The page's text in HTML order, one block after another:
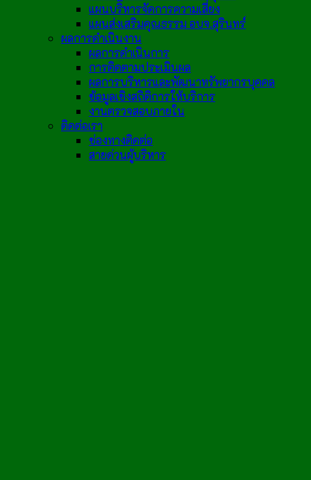
แผนบริหารจัดการความเสี่ยง
แผนส่งเสริมคุณธรรม อบจ.สุรินทร์
ผลการดำเนินงาน
ผลการดำเนินการ
การติดตามประเมินผล
ผลการบริหารและพัฒนาทรัพยากรบุคคล
ข้อมูลเชิงสถิติการให้บริการ
งานตรวจสอบภายใน
ติดต่อเรา
ช่องทางติดต่อ
สายด่วนผู้บริหาร